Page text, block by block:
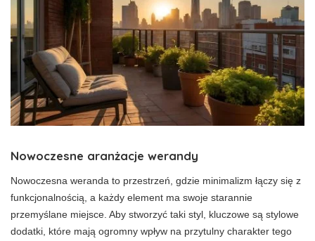
Nowoczesne aranżacje werandy
Nowoczesna weranda to przestrzeń, gdzie minimalizm łączy się z
funkcjonalnością, a każdy element ma swoje starannie
przemyślane miejsce. Aby stworzyć taki styl, kluczowe są stylowe
dodatki, które mają ogromny wpływ na przytulny charakter tego